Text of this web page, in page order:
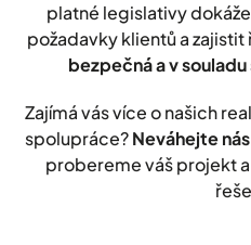
platné legislativy
požadavky klientů a zajistit
bezpečná a v
Zajímá vás více o našich
spolupráce?Neváhejte
probereme váš projekt